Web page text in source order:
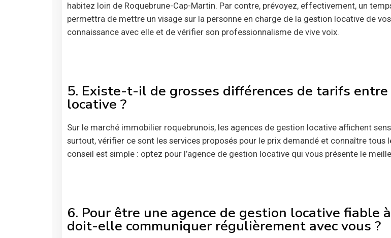
habitez loin de Roquebrune-Cap-Martin. Par contre, prévoyez, effectivement, un
permettra de mettre un visage sur la personne en charge de la gestion locative de
connaissance avec elle et de vérifier son professionnalisme de vive voix.
5. Existe-t-il de grosses différences de tarifs
locative ?
Sur le marché immobilier roquebrunois, les agences de gestion locative affichent
surtout, vérifier ce sont les services proposés pour le prix demandé et connaître tous
conseil est simple : optez pour l’agence de gestion locative qui vous présente le
6. Pour être une agence de gestion locative fiable
doit-elle communiquer régulièrement avec vous ?